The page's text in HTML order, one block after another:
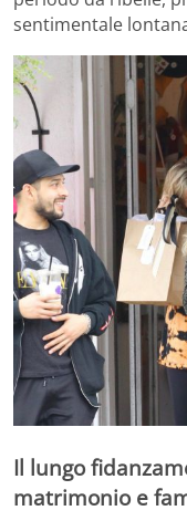
sentimentale
Il lungo
matrimonio e